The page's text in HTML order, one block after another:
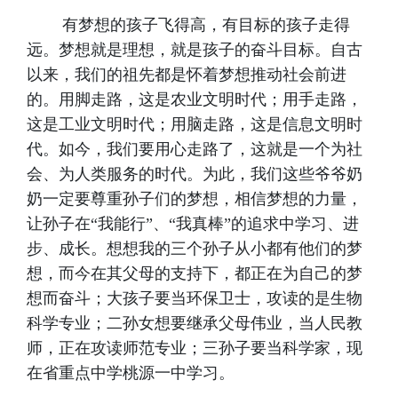
有梦想的孩子飞得高，有目标的孩子走得
远。梦想就是理想，就是孩子的奋斗目标。自古
以来，我们的祖先都是怀着梦想推动社会前进
的。用脚走路，这是农业文明时代；用手走路，
这是工业文明时代；用脑走路，这是信息文明时
代。如今，我们要用心走路了，这就是一个为社
会、为人类服务的时代。为此，我们这些爷爷奶
奶一定要尊重孙子们的梦想，相信梦想的力量，
让孙子在“我能行”、“我真棒”的追求中学习、进
步、成长。想想我的三个孙子从小都有他们的梦
想，而今在其父母的支持下，都正在为自己的梦
想而奋斗；大孩子要当环保卫士，攻读的是生物
科学专业；二孙女想要继承父母伟业，当人民教
师，正在攻读师范专业；三孙子要当科学家，现
在省重点中学桃源一中学习。